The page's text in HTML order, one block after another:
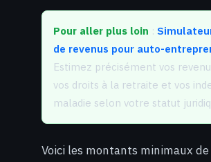
Pour aller plus loin :
de revenus pour auto-
Estimez précisément vos
vos droits à la retraite et vos
maladie selon votre statut
Voici les montants minimaux